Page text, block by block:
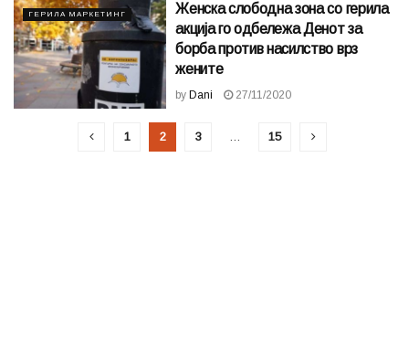
ГЕРИЛА МАРКЕТИНГ
Женска слободна зона со герила
акција го одбележа Денот за
борба против насилство врз
жените
by Dani 27/11/2020
1 2 3 15